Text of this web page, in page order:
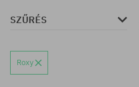
SZŰRÉS
Roxy